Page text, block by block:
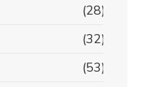
(28)
(32)
(53)